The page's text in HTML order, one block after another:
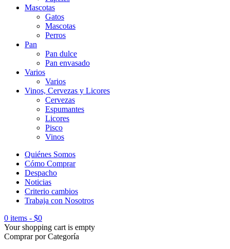
Mascotas
Gatos
Mascotas
Perros
Pan
Pan dulce
Pan envasado
Varios
Varios
Vinos, Cervezas y Licores
Cervezas
Espumantes
Licores
Pisco
Vinos
Quiénes Somos
Cómo Comprar
Despacho
Noticias
Criterio cambios
Trabaja con Nosotros
0 items - $0
Your shopping cart is empty
Comprar por Categoría